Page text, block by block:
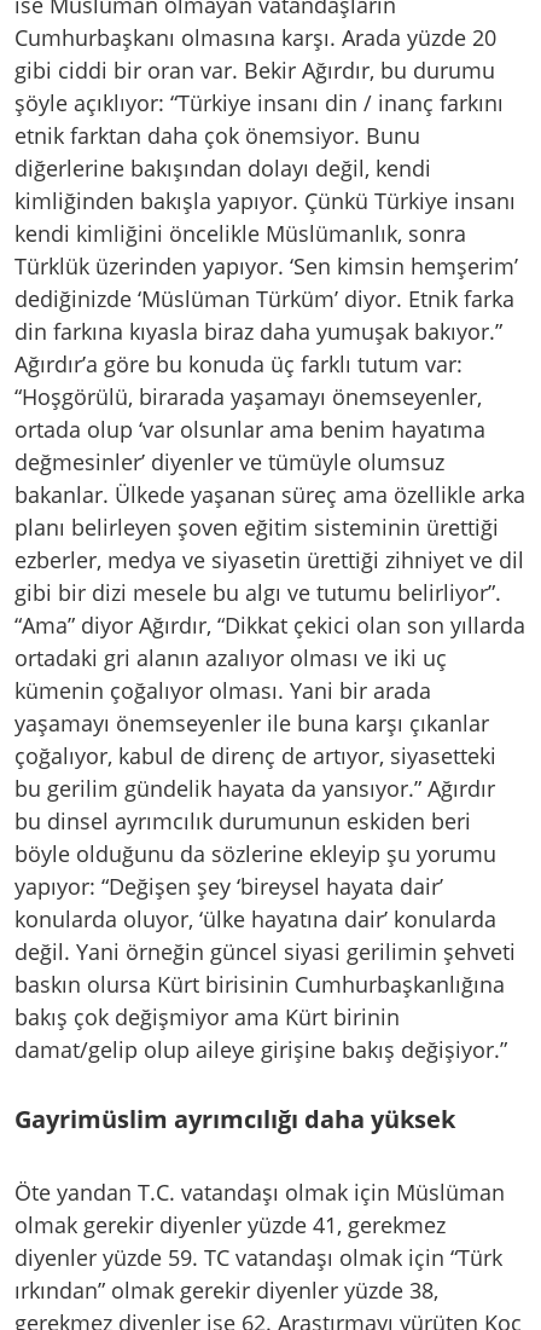
Cumhurbaşkanı olmasına karşı. Arada yüzde 20
gibi ciddi bir oran var. Bekir Ağırdır, bu durumu
şöyle açıklıyor: “Türkiye insanı din / inanç farkını
etnik farktan daha çok önemsiyor. Bunu
diğerlerine bakışından dolayı değil, kendi
kimliğinden bakışla yapıyor. Çünkü Türkiye insanı
kendi kimliğini öncelikle Müslümanlık, sonra
Türklük üzerinden yapıyor. ‘Sen kimsin hemşerim’
dediğinizde ‘Müslüman Türküm’ diyor. Etnik farka
din farkına kıyasla biraz daha yumuşak bakıyor.”
Ağırdır’a göre bu konuda üç farklı tutum var:
“Hoşgörülü, birarada yaşamayı önemseyenler,
ortada olup ‘var olsunlar ama benim hayatıma
değmesinler’ diyenler ve tümüyle olumsuz
bakanlar. Ülkede yaşanan süreç ama özellikle arka
planı belirleyen şoven eğitim sisteminin ürettiği
ezberler, medya ve siyasetin ürettiği zihniyet ve dil
gibi bir dizi mesele bu algı ve tutumu belirliyor”.
“Ama” diyor Ağırdır, “Dikkat çekici olan son yıllarda
ortadaki gri alanın azalıyor olması ve iki uç
kümenin çoğalıyor olması. Yani bir arada
yaşamayı önemseyenler ile buna karşı çıkanlar
çoğalıyor, kabul de direnç de artıyor, siyasetteki
bu gerilim gündelik hayata da yansıyor.” Ağırdır
bu dinsel ayrımcılık durumunun eskiden beri
böyle olduğunu da sözlerine ekleyip şu yorumu
yapıyor: “Değişen şey ‘bireysel hayata dair’
konularda oluyor, ‘ülke hayatına dair’ konularda
değil. Yani örneğin güncel siyasi gerilimin şehveti
baskın olursa Kürt birisinin Cumhurbaşkanlığına
bakış çok değişmiyor ama Kürt birinin
damat/gelip olup aileye girişine bakış değişiyor.”
Gayrimüslim ayrımcılığı daha yüksek
Öte yandan T.C. vatandaşı olmak için Müslüman
olmak gerekir diyenler yüzde 41, gerekmez
diyenler yüzde 59. TC vatandaşı olmak için “Türk
ırkından” olmak gerekir diyenler yüzde 38,
gerekmez diyenler ise 62. Araştırmayı yürüten Koç